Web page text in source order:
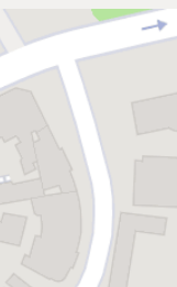
Premieră națională
importante teatre
Avangardia și Teatrul